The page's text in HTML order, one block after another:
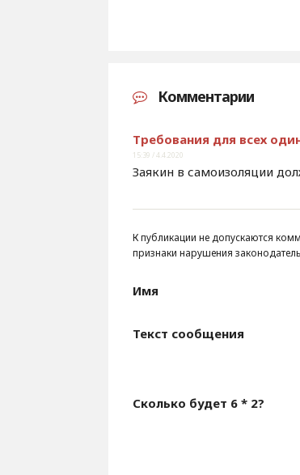
Комментарии
Требования для всех
15:39 / 4.4.2020
Заякин в самоизоляции
К публикации не допускаются
признаки нарушения
Имя
Текст сообщения
Сколько будет 6 * 2?